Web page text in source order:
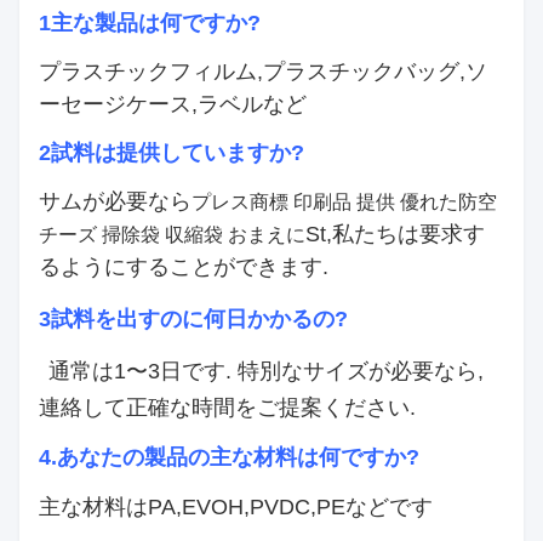
1主な製品は何ですか?
プラスチックフィルム,プラスチックバッグ,ソ
ーセージケース,ラベルなど
2試料は提供していますか?
サムが必要なら プレス商標 印刷品 提供 優れた防空
チーズ 掃除袋 収縮袋 おまえにSt,私たちは要求す
るようにすることができます.
3試料を出すのに何日かかるの?
通常は1〜3日です. 特別なサイズが必要なら,
連絡して正確な時間をご提案ください.
4.あなたの製品の主な材料は何ですか?
主な材料はPA,EVOH,PVDC,PEなどです